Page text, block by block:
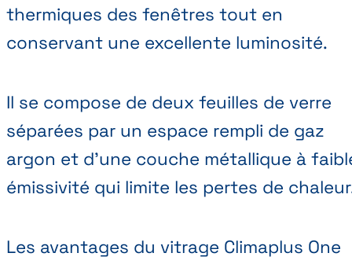
thermiques des fenêtres tout en
conservant une excellente luminosité.
Il se compose de deux feuilles de verre
séparées par un espace rempli de gaz
argon et d’une couche métallique à
émissivité qui limite les pertes de
Les avantages du vitrage Climaplus One